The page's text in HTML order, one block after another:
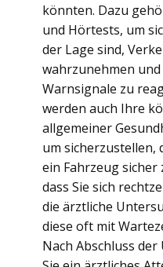
könnten. Dazu
und Hörtests, um
der Lage sind,
wahrzunehmen
Warnsignale zu
werden auch Ihre
allgemeiner
um sicherzustellen,
ein Fahrzeug sicher
dass Sie sich
die ärztliche
diese oft mit
Nach Abschluss